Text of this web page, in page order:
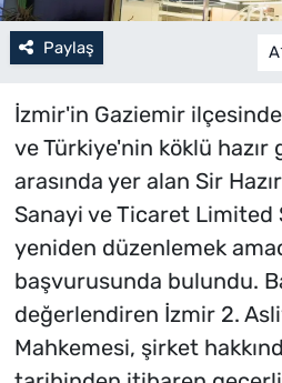
Paylaş A
İzmir'in Gaziemir
ve Türkiye'nin köklü
arasında yer alan Sir
Sanayi ve Ticaret Limited
yeniden düzenlemek
başvurusunda bulundu.
değerlendiren İzmir 2.
Mahkemesi, şirket